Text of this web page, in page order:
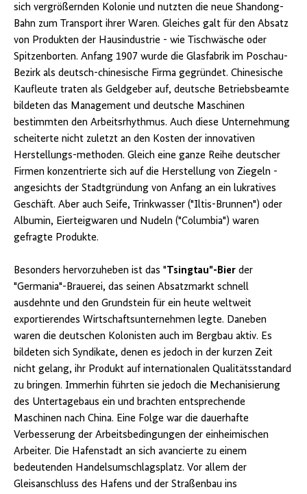
sich vergrößernden Kolonie und nutzten die neue Shandong-
Bahn zum Transport ihrer Waren. Gleiches galt für den Absatz
von Produkten der Hausindustrie - wie Tischwäsche oder
Spitzenborten. Anfang 1907 wurde die Glasfabrik im Poschau-
Bezirk als deutsch-chinesische Firma gegründet. Chinesische
Kaufleute traten als Geldgeber auf, deutsche Betriebsbeamte
bildeten das Management und deutsche Maschinen
bestimmten den Arbeitsrhythmus. Auch diese Unternehmung
scheiterte nicht zuletzt an den Kosten der innovativen
Herstellungs-methoden. Gleich eine ganze Reihe deutscher
Firmen konzentrierte sich auf die Herstellung von Ziegeln -
angesichts der Stadtgründung von Anfang an ein lukratives
Geschäft. Aber auch Seife, Trinkwasser ("Iltis-Brunnen") oder
Albumin, Eierteigwaren und Nudeln ("Columbia") waren
gefragte Produkte.
Besonders hervorzuheben ist das "Tsingtau"-Bier der
"Germania"-Brauerei, das seinen Absatzmarkt schnell
ausdehnte und den Grundstein für ein heute weltweit
exportierendes Wirtschaftsunternehmen legte. Daneben
waren die deutschen Kolonisten auch im Bergbau aktiv. Es
bildeten sich Syndikate, denen es jedoch in der kurzen Zeit
nicht gelang, ihr Produkt auf internationalen Qualitätsstandard
zu bringen. Immerhin führten sie jedoch die Mechanisierung
des Untertagebaus ein und brachten entsprechende
Maschinen nach China. Eine Folge war die dauerhafte
Verbesserung der Arbeitsbedingungen der einheimischen
Arbeiter. Die Hafenstadt an sich avancierte zu einem
bedeutenden Handelsumschlagsplatz. Vor allem der
Gleisanschluss des Hafens und der Straßenbau ins